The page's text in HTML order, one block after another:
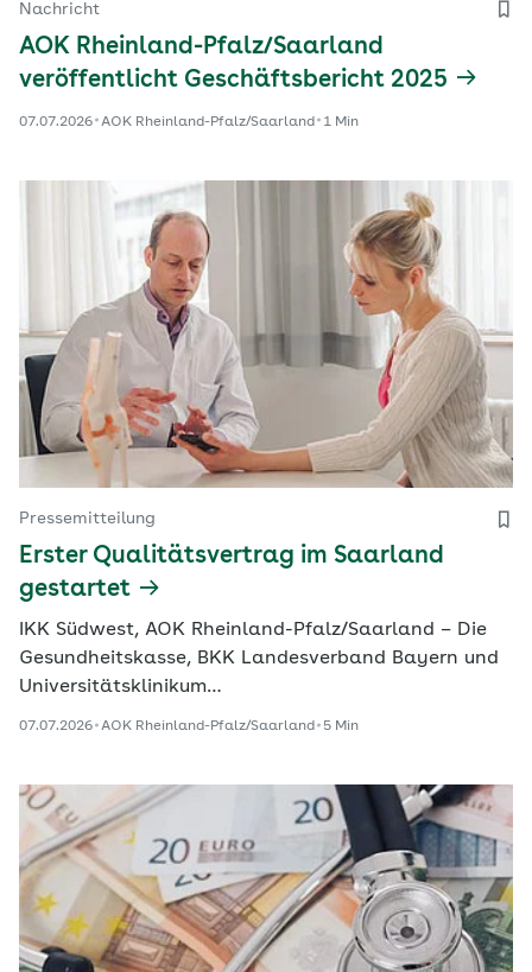
Nachricht
AOK Rheinland-Pfalz/Saarland
veröffentlicht Geschäftsbericht 2025
07.07.2026 AOK Rheinland-Pfalz/Saarland 1 Min
Pressemitteilung
Erster Qualitätsvertrag im Saarland
gestartet
IKK Südwest, AOK Rheinland-Pfalz/Saarland – Die
Gesundheitskasse, BKK Landesverband Bayern und
Universitätsklinikum…
07.07.2026 AOK Rheinland-Pfalz/Saarland 5 Min